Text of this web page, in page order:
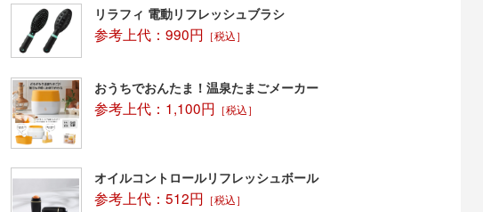
リラフィ 電動リフレッシュブラシ
参考上代：990円 ［税込］
おうちでおんたま！温泉たまごメーカー
参考上代：1,100円 ［税込］
オイルコントロールリフレッシュボール
参考上代：512円 ［税込］